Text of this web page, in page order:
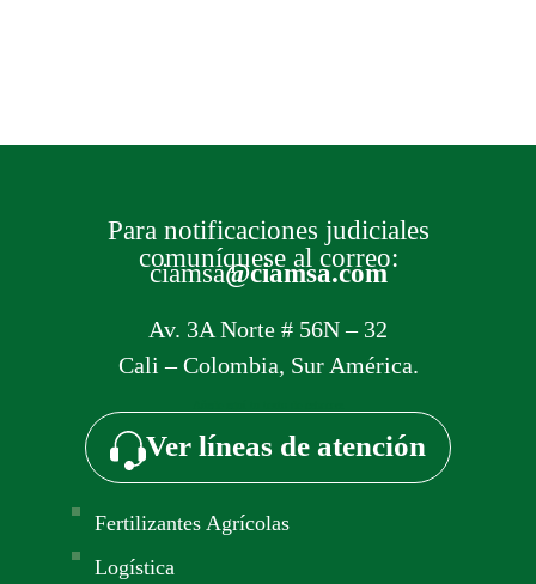
Para notificaciones judiciales
comuníquese al correo:
ciamsa@ciamsa.com
Av. 3A Norte # 56N – 32
Cali – Colombia, Sur América.
Ver líneas de atención
Fertilizantes Agrícolas
Logística